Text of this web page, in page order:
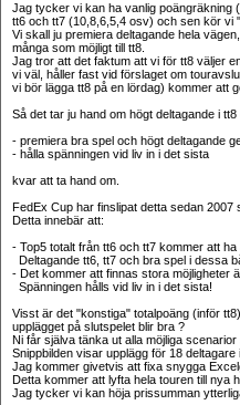
Jag tycker vi kan ha vanlig poängräkning
tt6 och tt7 (10,8,6,5,4 osv) och sen kör
Vi skall ju premiera deltagande hela
många som möjligt till tt8.
Jag tror att det faktum att vi för tt8 väljer
vi väl, håller fast vid förslaget om
vi bör lägga tt8 på en lördag) kommer att
Så det tar ju hand om högt deltagande i
- premiera bra spel och högt deltagande
- hålla spänningen vid liv in i det sista
kvar att ta hand om.
FedEx Cup har finslipat detta sedan 2007
Detta innebär att:
- Top5 totalt från tt6 och tt7 kommer att
Deltagande tt6, tt7 och bra spel i dessa
- Det kommer att finnas stora möjligheter
Spänningen hålls vid liv in i det sista!
Visst är det "konstiga" totalpoäng (inför
upplägget på slutspelet blir bra ?
Ni får själva tänka ut alla möjliga
Snippbilden visar upplägg för 18
Jag kommer givetvis att fixa snygga
Detta kommer att lyfta hela touren till nya
Jag tycker vi kan höja prissumman